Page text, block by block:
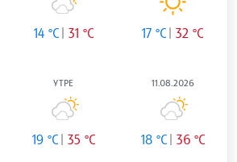
14 °C 31 °C 17 °C 32 °C
УТРЕ
19 °C 35 °C
11.08.2026
18 °C 36 °C